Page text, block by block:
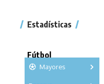
Estadísticas
Fútbol
Mayores